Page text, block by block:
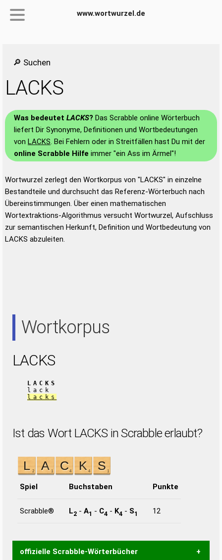
www.wortwurzel.de
🔎 Suchen
LACKS
Was bedeutet LACKS? Das Scrabble online Wörterbuch
liefert Dir Synonyme, Definitionen und Wortbedeutungen
von LACKS. Bei Fehlern oder in Streitfällen hast Du mit der
online Scrabble Hilfe immer "ein Ass im Ärmel"!
Wortwurzel zerlegt den Wortkorpus von "LACKS" in einzelne
Bestandteile und durchsucht das Referenz-Wörterbuch nach
Übereinstimmungen. Über einen mathematischen
Wortextraktions-Algorithmus versucht Wortwurzel, Aufschluss
zur semantischen Herkunft, Definition und Wortbedeutung von
LACKS abzuleiten.
Wortkorpus
LACKS
LACKS
lack
lacks
Ist das Wort LACKS in Scrabble erlaubt?
Spiel Buchstaben Punkte
Scrabble® L2 - A1 - C4 - K4 - S1 12
offizielle Scrabble-Wörterbücher